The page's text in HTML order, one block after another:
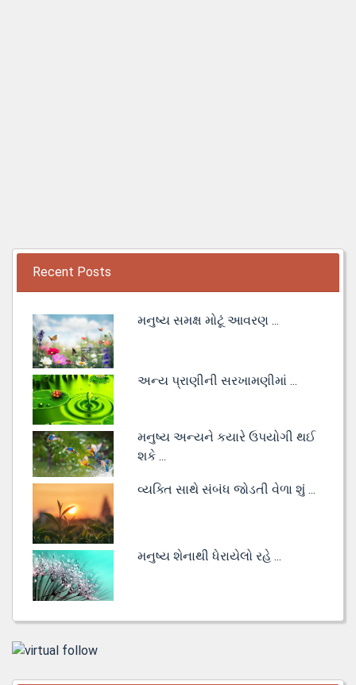
Recent Posts
મનુષ્ય સમક્ષ મોટૂં આવરણ ...
અન્ય પ્રાણીની સરખામણીમાં ...
મનુષ્ય અન્યને કયારે ઉપયોગી થઈ
શકે ...
વ્યક્તિ સાથે સંબંધ જોડતી વેળા શું ...
મનુષ્ય શેનાથી ધેરાયેલો રહે ...